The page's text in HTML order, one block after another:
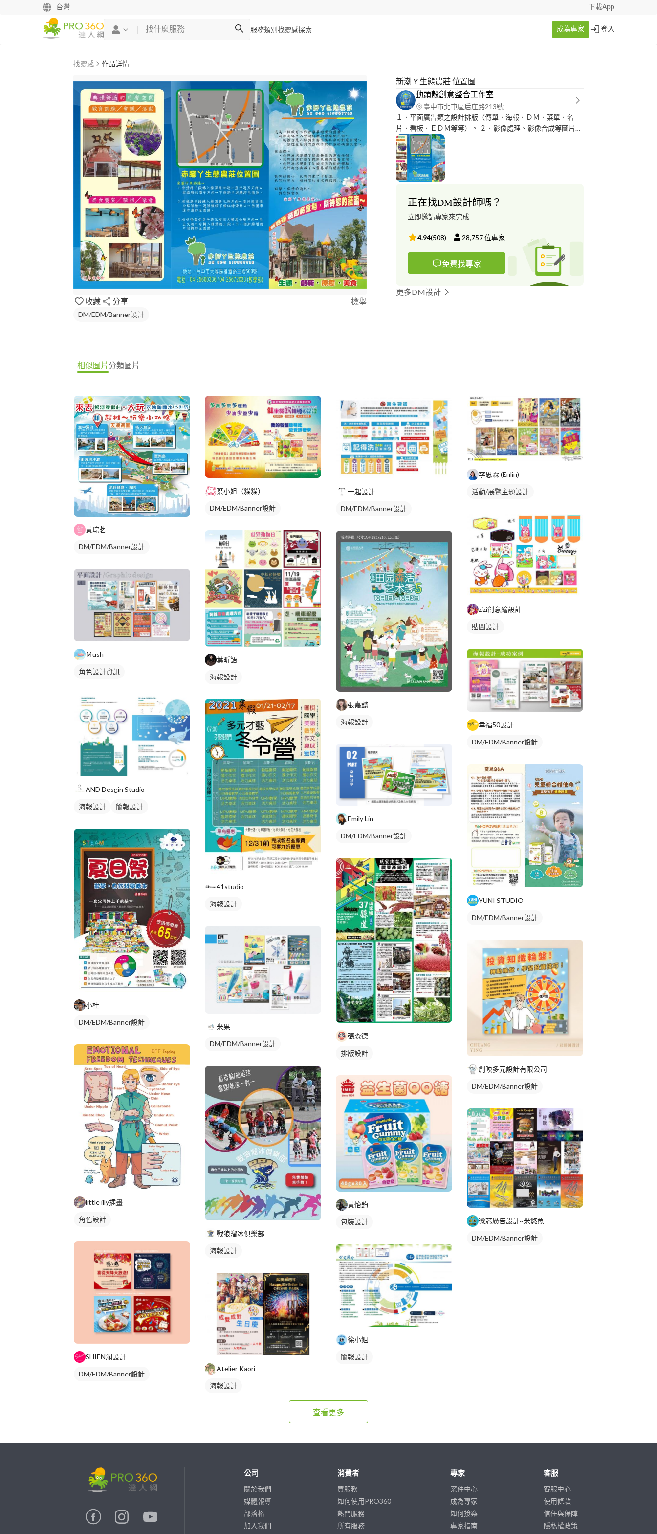
台灣 下載App
服務類別 找靈感探索 成為專家 登入
找靈感 作品詳情
收藏 分享 檢舉
DM/EDM/Banner設計
新潮 Y 生態農莊 位置圖
動頭殼創意整合工作室
臺中市北屯區后庄路213號
１．平面廣告類之設計排版（傳單．海報．ＤＭ．菜單．名
片．看板．ＥＤＭ等等）。 ２．影像處理、影像合成等圖片處
理。 ３．設計完稿後之印刷及相關後加工代工發包。 ４．社區
營造推動申請公部門補助企劃案撰寫。 ５．各式促銷活動規
劃、文宣品設計製作。 ６．文化創意活動、小型媒體公關、產
品發表等案件企劃。
正在找DM設計師嗎？
立即邀請專家來完成
4.94(508) 28,757位專家
免費找專家
更多DM設計
相似圖片分類圖片
黃琮茗
DM/EDM/Banner設計
Ｍush
角色設計資訊
AND Desgin Studio
海報設計 簡報設計
小杜
DM/EDM/Banner設計
little illy插畫
角色設計
SHIEN澖設計
DM/EDM/Banner設計
葉小姐（貓貓）
DM/EDM/Banner設計
葉昕語
海報設計
41studio
海報設計
米果
DM/EDM/Banner設計
戰狼溜冰俱樂部
海報設計
Atelier Kaori
海報設計
一起設計
DM/EDM/Banner設計
張嘉懿
海報設計
Emily Lin
DM/EDM/Banner設計
張森德
排版設計
黃怡鈞
包裝設計
徐小姐
簡報設計
李恩霖 (Enlin)
活動/展覽主題設計
zizi創意繪設計
貼圖設計
幸福50設計
DM/EDM/Banner設計
YUNI STUDIO
DM/EDM/Banner設計
創映多元設計有限公司
DM/EDM/Banner設計
微芯廣告設計~米悠魚
DM/EDM/Banner設計
查看更多
公司
關於我們
媒體報導
部落格
加入我們
消費者
買服務
如何使用PRO360
熱門服務
所有服務
專家
案件中心
成為專家
如何接案
專家指南
客服
客服中心
使用條款
信任與保障
隱私權政策